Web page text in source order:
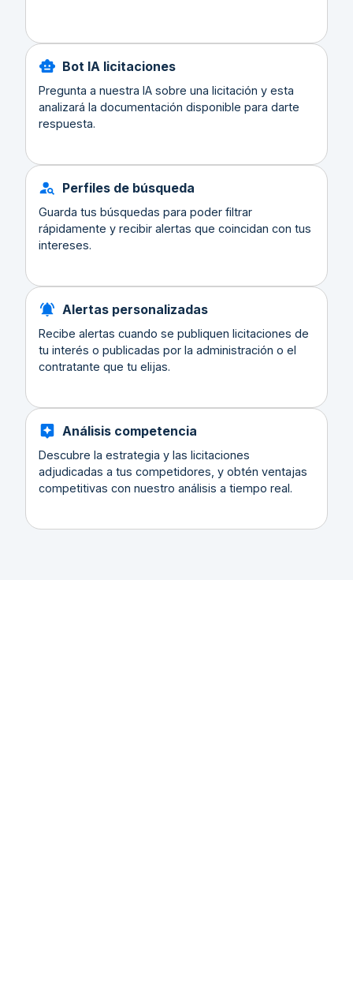
Bot IA licitaciones
Pregunta a nuestra IA sobre una licitación y esta
analizará la documentación disponible para darte
respuesta.
Perfiles de búsqueda
Guarda tus búsquedas para poder filtrar
rápidamente y recibir alertas que coincidan con tus
intereses.
Alertas personalizadas
Recibe alertas cuando se publiquen licitaciones de
tu interés o publicadas por la administración o el
contratante que tu elijas.
Análisis competencia
Descubre la estrategia y las licitaciones
adjudicadas a tus competidores, y obtén ventajas
competitivas con nuestro análisis a tiempo real.